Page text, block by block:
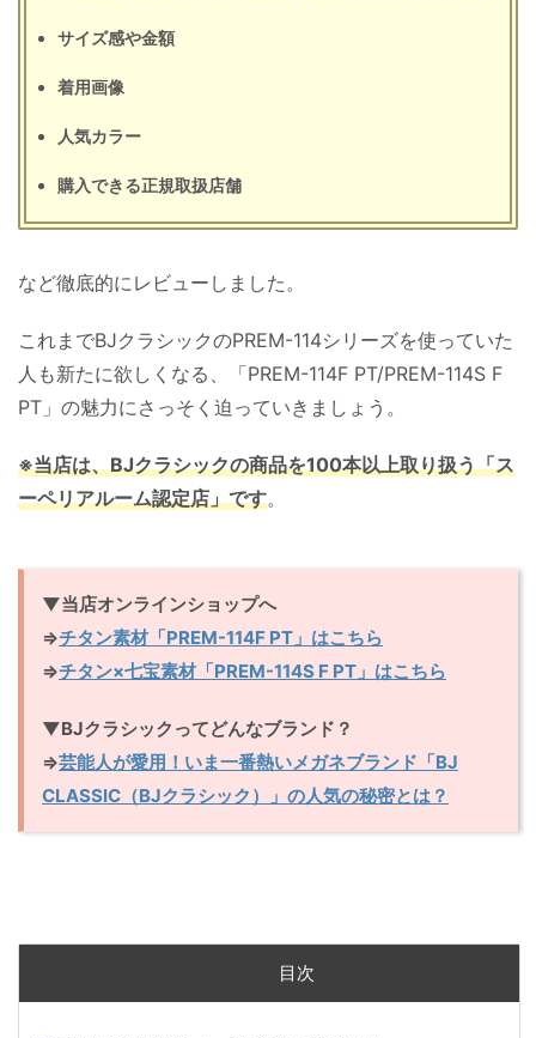
サイズ感や金額
着用画像
人気カラー
購入できる正規取扱店舗
など徹底的にレビューしました。
これまでBJクラシックのPREM-114シリーズを使っていた
人も新たに欲しくなる、「PREM-114F PT/PREM-114S F
PT」の魅力にさっそく迫っていきましょう。
※当店は、BJクラシックの商品を100本以上取り扱う「ス
ーペリアルーム認定店」です。
▼当店オンラインショップへ
⇒チタン素材「PREM-114F PT」はこちら
⇒チタン×七宝素材「PREM-114S F PT」はこちら
▼BJクラシックってどんなブランド？
⇒芸能人が愛用！いま一番熱いメガネブランド「BJ
CLASSIC（BJクラシック）」の人気の秘密とは？
目次